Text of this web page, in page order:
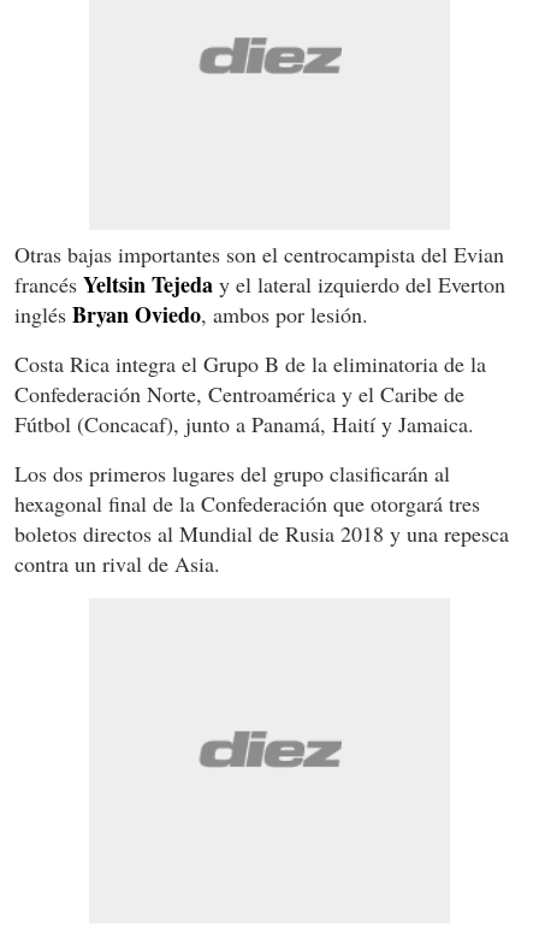
Otras bajas importantes son el centrocampista del Evian
francés Yeltsin Tejeda y el lateral izquierdo del Everton
inglés Bryan Oviedo, ambos por lesión.
Costa Rica integra el Grupo B de la eliminatoria de la
Confederación Norte, Centroamérica y el Caribe de
Fútbol (Concacaf), junto a Panamá, Haití y Jamaica.
Los dos primeros lugares del grupo clasificarán al
hexagonal final de la Confederación que otorgará tres
boletos directos al Mundial de Rusia 2018 y una repesca
contra un rival de Asia.